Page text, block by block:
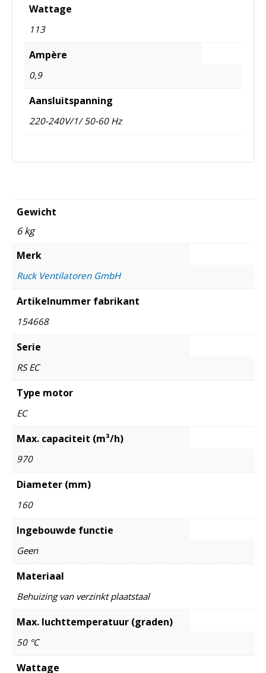
Wattage
113
Ampère
0,9
Aansluitspanning
220-240V/1/ 50-60 Hz
Gewicht
6 kg
Merk
Ruck Ventilatoren GmbH
Artikelnummer fabrikant
154668
Serie
RS EC
Type motor
EC
Max. capaciteit (m³/h)
970
Diameter (mm)
160
Ingebouwde functie
Geen
Materiaal
Behuizing van verzinkt plaatstaal
Max. luchttemperatuur (graden)
50 °C
Wattage